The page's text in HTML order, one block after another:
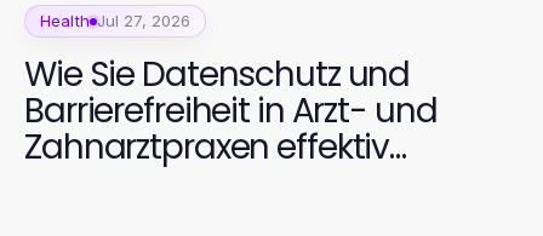
Health Jul 27, 2026
Wie Sie Datenschutz und
Barrierefreiheit in Arzt- und
Zahnarztpraxen effektiv
umsetzen